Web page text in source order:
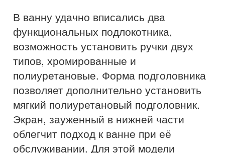
В ванну удачно вписались два
функциональных подлокотника,
возможность установить ручки двух
типов, хромированные и
полиуретановые. Форма подголовника
позволяет дополнительно установить
мягкий полиуретановый подголовник.
Экран, зауженный в нижней части
облегчит подход к ванне при её
обслуживании. Для этой модели